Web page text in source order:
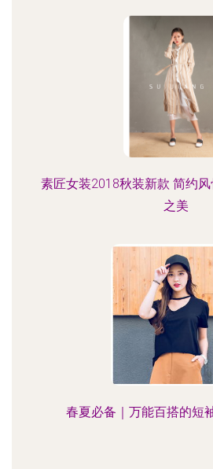
素匠女装2018秋装新款 简约
之美
春夏必备｜万能百搭的短